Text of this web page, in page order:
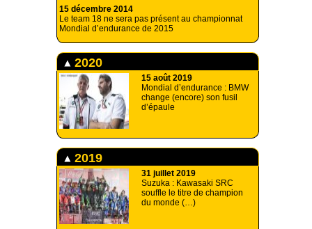
15 décembre 2014
Le team 18 ne sera pas présent au championnat
Mondial d’endurance de 2015
2020
15 août 2019
Mondial d’endurance : BMW
change (encore) son fusil
d’épaule
2019
31 juillet 2019
Suzuka : Kawasaki SRC
souffle le titre de champion
du monde (…)